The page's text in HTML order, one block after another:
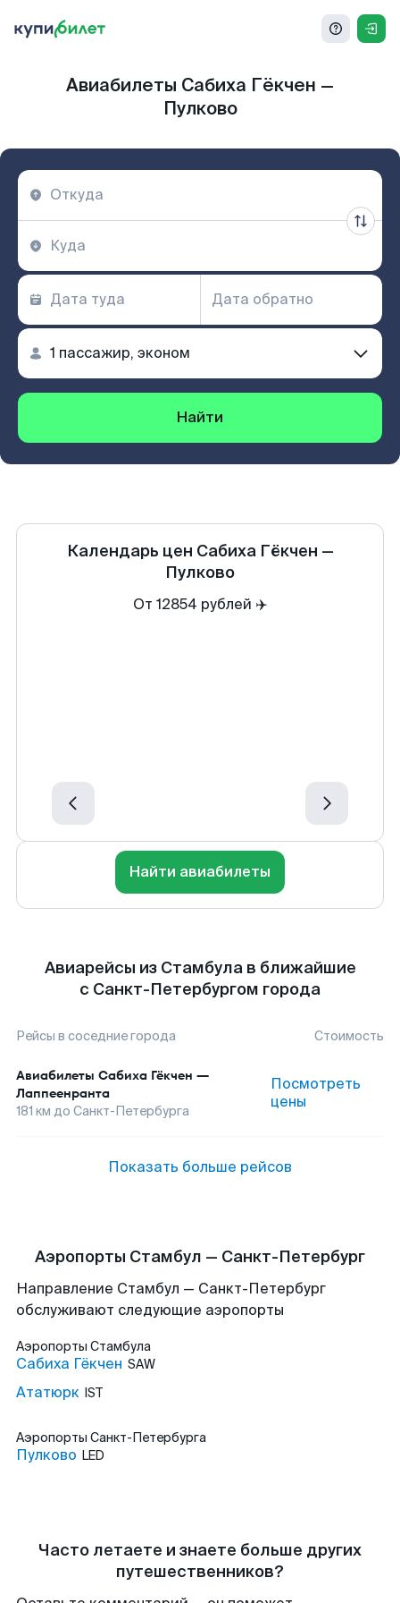
Авиабилеты Сабиха Гёкчен —
Пулково
Найти
Календарь цен Сабиха Гёкчен —
Пулково
От 12854 рублей ✈️
Найти авиабилеты
Авиарейсы из Стамбула в ближайшие
с Санкт-Петербургом города
Рейсы в соседние города Стоимость
Авиабилеты Сабиха Гёкчен —
Лаппеенранта
181 км до Санкт-Петербурга
Посмотреть
цены
Показать больше рейсов
Аэропорты Стамбул — Санкт-Петербург
Направление Стамбул — Санкт-Петербург
обслуживают следующие аэропорты
Аэропорты Стамбула
Сабиха Гёкчен SAW
Ататюрк IST
Аэропорты Санкт-Петербурга
Пулково LED
Часто летаете и знаете больше других
путешественников?